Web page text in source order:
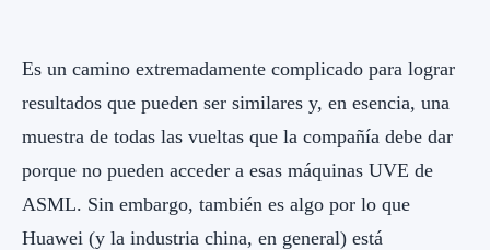
Es un camino extremadamente complicado para lograr
resultados que pueden ser similares y, en esencia, una
muestra de todas las vueltas que la compañía debe dar
porque no pueden acceder a esas máquinas UVE de
ASML. Sin embargo, también es algo por lo que
Huawei (y la industria china, en general) está